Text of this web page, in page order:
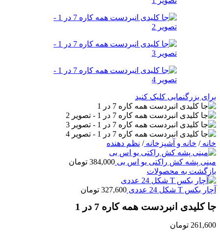
برای بزرگنمایی کلیک کنید
خانه/ خانه و آشپزخانه/ نظم دهنده
مینی پشه کش راکتی یو اس بی 384,000 تومان
بازگشت به محصولات
آچار بکس T شکل 24 عددی 327,600 تومان
جا کلیدی انبردست همه کاره 7 در 1
261,600 تومان